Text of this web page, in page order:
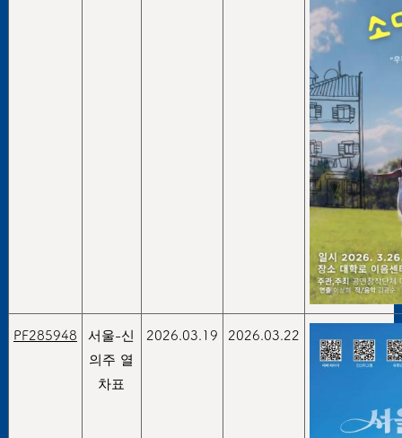
PF285948
서울-신
의주 열
차표
2026.03.19 2026.03.22